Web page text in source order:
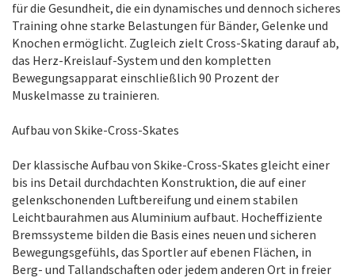
für die Gesundheit, die ein dynamisches und dennoch sicheres
Training ohne starke Belastungen für Bänder, Gelenke und
Knochen ermöglicht. Zugleich zielt Cross-Skating darauf ab,
das Herz-Kreislauf-System und den kompletten
Bewegungsapparat einschließlich 90 Prozent der
Muskelmasse zu trainieren.
Aufbau von Skike-Cross-Skates
Der klassische Aufbau von Skike-Cross-Skates gleicht einer
bis ins Detail durchdachten Konstruktion, die auf einer
gelenkschonenden Luftbereifung und einem stabilen
Leichtbaurahmen aus Aluminium aufbaut. Hocheffiziente
Bremssysteme bilden die Basis eines neuen und sicheren
Bewegungsgefühls, das Sportler auf ebenen Flächen, in
Berg- und Tallandschaften oder jedem anderen Ort in freier